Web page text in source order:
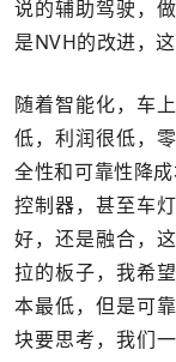
说的辅助驾驶，
是NVH的改进
随着智能化，车
低，利润很低，
全性和可靠性降
控制器，甚至车
好，还是融合，
拉的板子，我希
本最低，但是可
块要思考，我们